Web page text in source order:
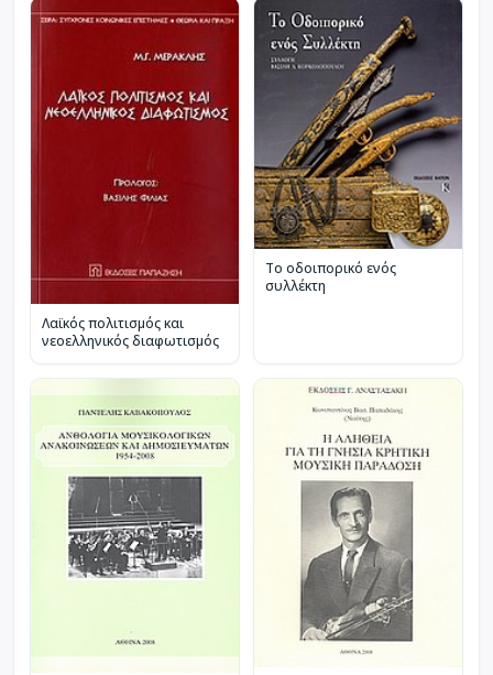
Λαϊκός πολιτισμός και
νεοελληνικός διαφωτισμός
Το οδοιπορικό ενός
συλλέκτη